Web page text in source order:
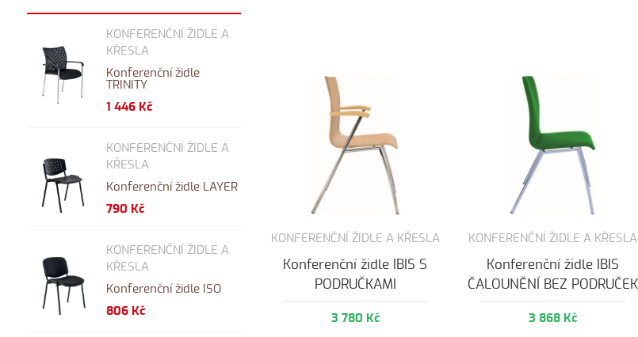
KONFERENČNÍ ŽIDLE A
KŘESLA
Konferenční židle
TRINITY
1 446 Kč
KONFERENČNÍ ŽIDLE A
KŘESLA
Konferenční židle LAYER
790 Kč
KONFERENČNÍ ŽIDLE A
KŘESLA
Konferenční židle ISO
806 Kč
KONFERENČNÍ ŽIDLE A KŘESLA
Konferenční židle IBIS S
PODRUČKAMI
3 780 Kč
KONFERENČNÍ ŽIDLE A KŘESLA
Konferenční židle IBIS
ČALOUNĚNÍ BEZ PODRUČEK
3 868 Kč